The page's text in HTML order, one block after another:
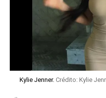
Kylie Jenner. Crédito: Kylie